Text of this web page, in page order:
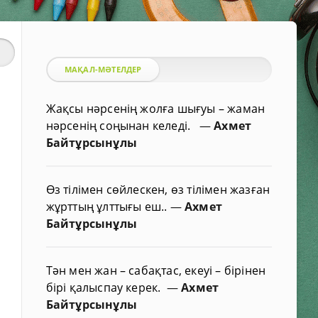
МАҚАЛ-МӘТЕЛДЕР
Жақсы нәрсенің жолға шығуы – жаман
нәрсенің соңынан келеді. —Ахмет
Байтұрсынұлы
Өз тілімен сөйлескен, өз тілімен жазған
жұрттың ұлттығы еш.. —Ахмет
Байтұрсынұлы
Тән мен жан – сабақтас, екеуі – бірінен
бірі қалыспау керек. —Ахмет
Байтұрсынұлы